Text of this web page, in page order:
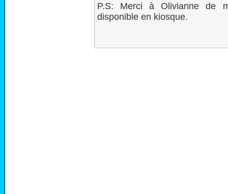
P.S: Merci à Olivianne de
disponible en kiosque.